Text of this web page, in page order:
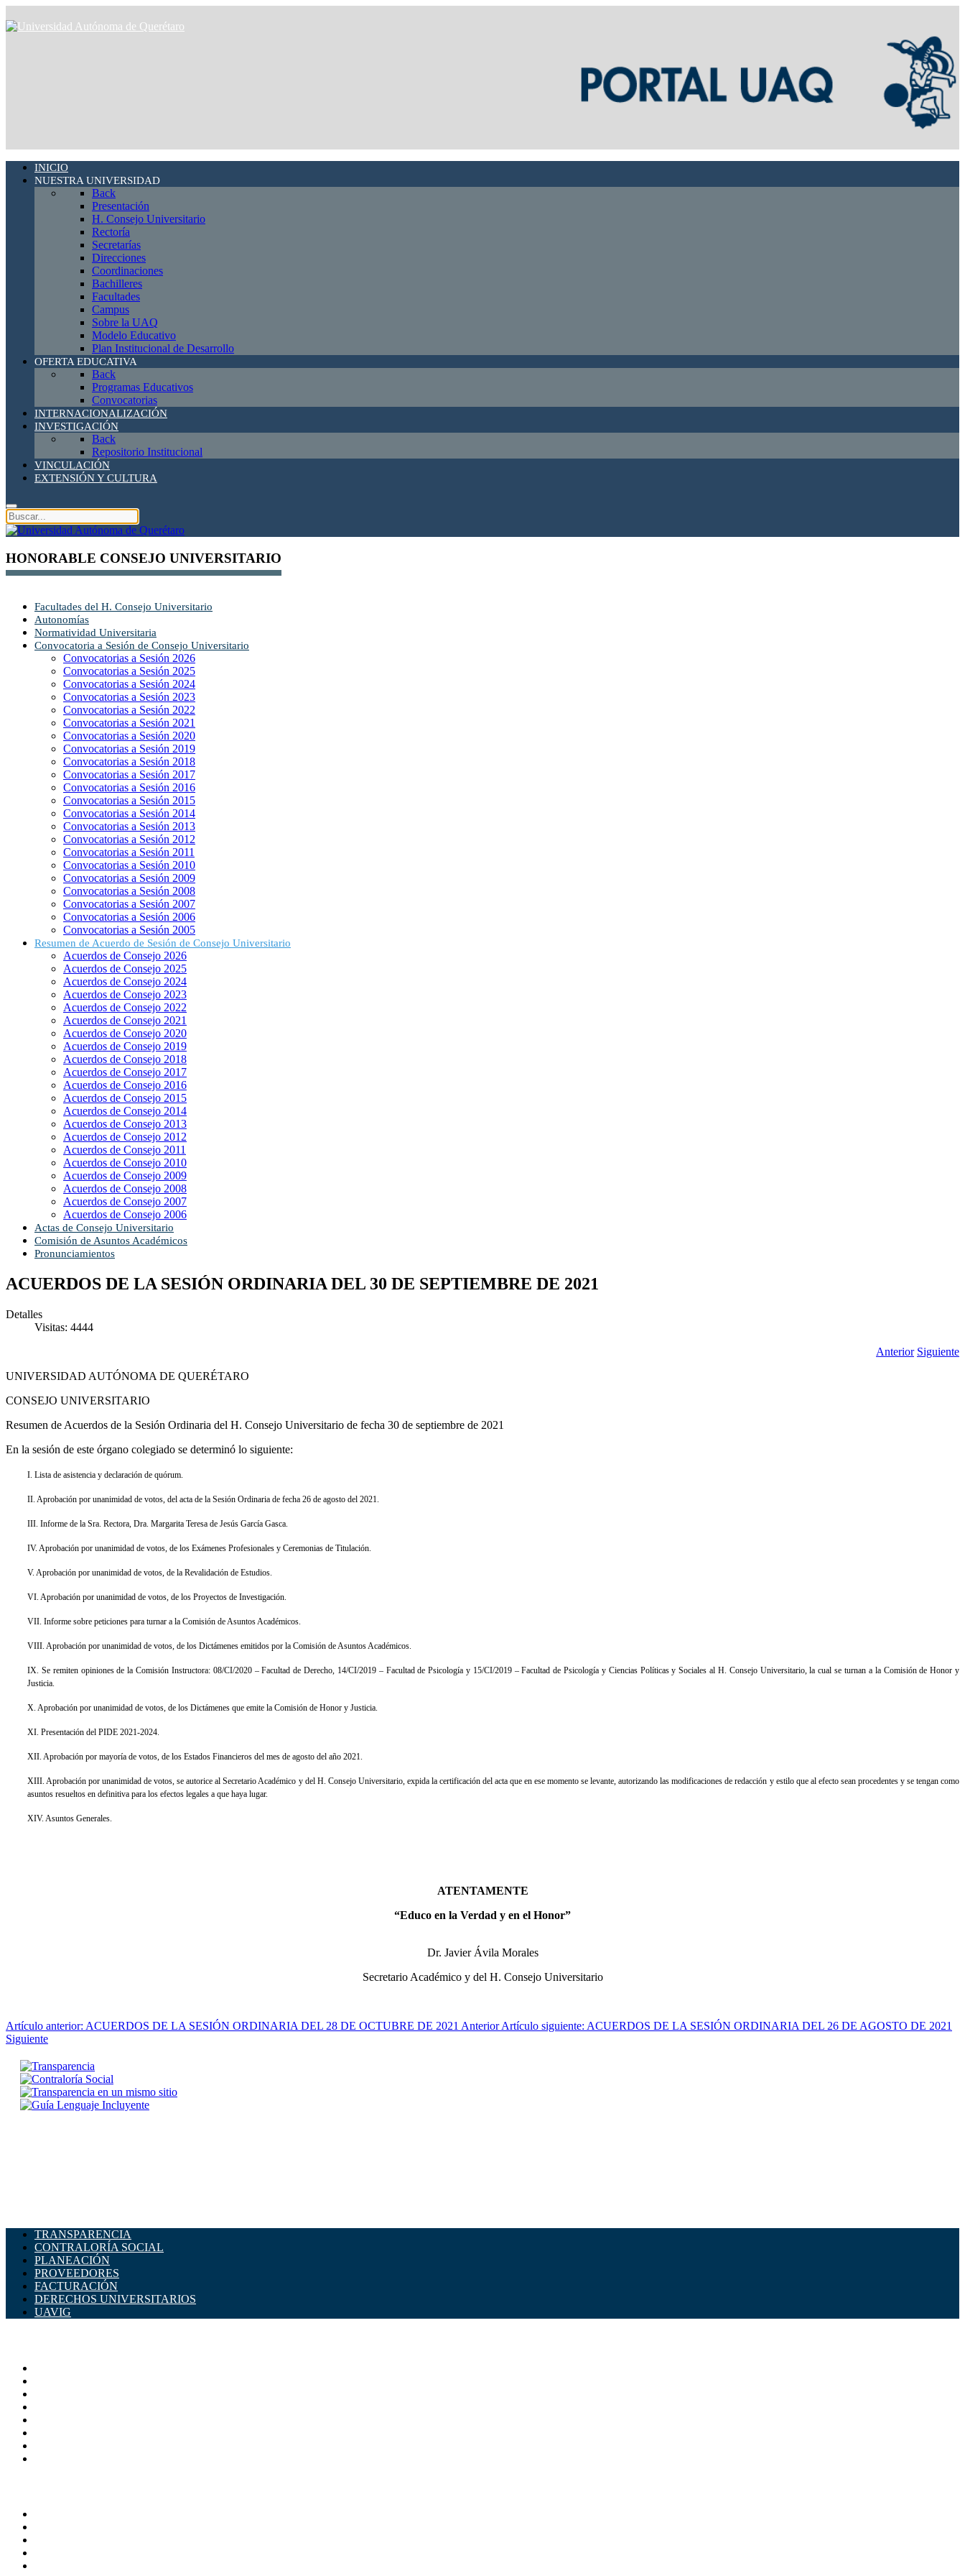
INICIO
NUESTRA UNIVERSIDAD
Back
Presentación
H. Consejo Universitario
Rectoría
Secretarías
Direcciones
Coordinaciones
Bachilleres
Facultades
Campus
Sobre la UAQ
Modelo Educativo
Plan Institucional de Desarrollo
OFERTA EDUCATIVA
Back
Programas Educativos
Convocatorias
INTERNACIONALIZACIÓN
INVESTIGACIÓN
Back
Repositorio Institucional
VINCULACIÓN
EXTENSIÓN Y CULTURA
HONORABLE CONSEJO UNIVERSITARIO
Facultades del H. Consejo Universitario
Autonomías
Normatividad Universitaria
Convocatoria a Sesión de Consejo Universitario
Convocatorias a Sesión 2026
Convocatorias a Sesión 2025
Convocatorias a Sesión 2024
Convocatorias a Sesión 2023
Convocatorias a Sesión 2022
Convocatorias a Sesión 2021
Convocatorias a Sesión 2020
Convocatorias a Sesión 2019
Convocatorias a Sesión 2018
Convocatorias a Sesión 2017
Convocatorias a Sesión 2016
Convocatorias a Sesión 2015
Convocatorias a Sesión 2014
Convocatorias a Sesión 2013
Convocatorias a Sesión 2012
Convocatorias a Sesión 2011
Convocatorias a Sesión 2010
Convocatorias a Sesión 2009
Convocatorias a Sesión 2008
Convocatorias a Sesión 2007
Convocatorias a Sesión 2006
Convocatorias a Sesión 2005
Resumen de Acuerdo de Sesión de Consejo Universitario
Acuerdos de Consejo 2026
Acuerdos de Consejo 2025
Acuerdos de Consejo 2024
Acuerdos de Consejo 2023
Acuerdos de Consejo 2022
Acuerdos de Consejo 2021
Acuerdos de Consejo 2020
Acuerdos de Consejo 2019
Acuerdos de Consejo 2018
Acuerdos de Consejo 2017
Acuerdos de Consejo 2016
Acuerdos de Consejo 2015
Acuerdos de Consejo 2014
Acuerdos de Consejo 2013
Acuerdos de Consejo 2012
Acuerdos de Consejo 2011
Acuerdos de Consejo 2010
Acuerdos de Consejo 2009
Acuerdos de Consejo 2008
Acuerdos de Consejo 2007
Acuerdos de Consejo 2006
Actas de Consejo Universitario
Comisión de Asuntos Académicos
Pronunciamientos
ACUERDOS DE LA SESIÓN ORDINARIA DEL 30 DE SEPTIEMBRE DE 2021
Detalles
Visitas: 4444
Anterior Siguiente
UNIVERSIDAD AUTÓNOMA DE QUERÉTARO
CONSEJO UNIVERSITARIO
Resumen de Acuerdos de la Sesión Ordinaria del H. Consejo Universitario de fecha 30 de septiembre de 2021
En la sesión de este órgano colegiado se determinó lo siguiente:
I. Lista de asistencia y declaración de quórum.
II. Aprobación por unanimidad de votos, del acta de la Sesión Ordinaria de fecha 26 de agosto del 2021.
III. Informe de la Sra. Rectora, Dra. Margarita Teresa de Jesús García Gasca.
IV. Aprobación por unanimidad de votos, de los Exámenes Profesionales y Ceremonias de Titulación.
V. Aprobación por unanimidad de votos, de la Revalidación de Estudios.
VI. Aprobación por unanimidad de votos, de los Proyectos de Investigación.
VII. Informe sobre peticiones para turnar a la Comisión de Asuntos Académicos.
VIII. Aprobación por unanimidad de votos, de los Dictámenes emitidos por la Comisión de Asuntos Académicos.
IX. Se remiten opiniones de la Comisión Instructora: 08/CI/2020 – Facultad de Derecho, 14/CI/2019 – Facultad de Psicología y 15/CI/2019 – Facultad de Psicología y Ciencias Políticas y Sociales al H. Consejo Universitario, la cual se turnan a la Comisión de Honor y
Justicia.
X. Aprobación por unanimidad de votos, de los Dictámenes que emite la Comisión de Honor y Justicia.
XI. Presentación del PIDE 2021-2024.
XII. Aprobación por mayoría de votos, de los Estados Financieros del mes de agosto del año 2021.
XIII. Aprobación por unanimidad de votos, se autorice al Secretario Académico y del H. Consejo Universitario, expida la certificación del acta que en ese momento se levante, autorizando las modificaciones de redacción y estilo que al efecto sean procedentes y se tengan como
asuntos resueltos en definitiva para los efectos legales a que haya lugar.
XIV. Asuntos Generales.
ATENTAMENTE
“Educo en la Verdad y en el Honor”
Dr. Javier Ávila Morales
Secretario Académico y del H. Consejo Universitario
Artículo anterior: ACUERDOS DE LA SESIÓN ORDINARIA DEL 28 DE OCTUBRE DE 2021 Anterior Artículo siguiente: ACUERDOS DE LA SESIÓN ORDINARIA DEL 26 DE AGOSTO DE 2021
Siguiente
TRANSPARENCIA
CONTRALORÍA SOCIAL
PLANEACIÓN
PROVEEDORES
FACTURACIÓN
DERECHOS UNIVERSITARIOS
UAVIG